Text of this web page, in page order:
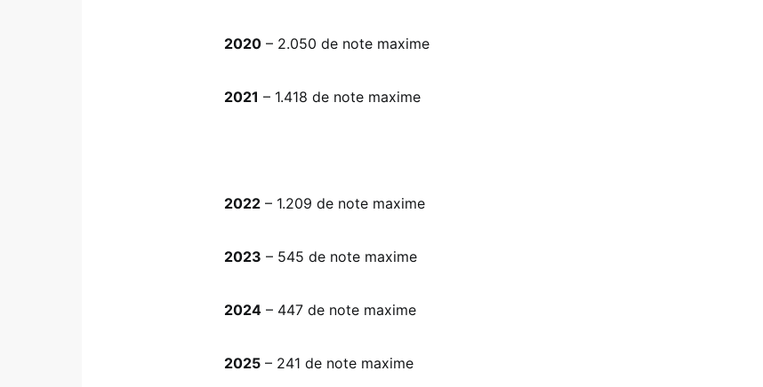
2020 – 2.050 de note maxime
2021 – 1.418 de note maxime
2022 – 1.209 de note maxime
2023 – 545 de note maxime
2024 – 447 de note maxime
2025 – 241 de note maxime